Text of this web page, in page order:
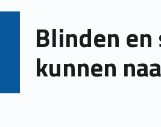
Blinden
kunnen